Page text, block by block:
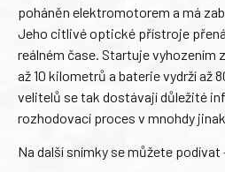
poháněn elektromotorem a má
Jeho citlivé optické přístroje
reálném čase. Startuje vyhozením
až 10 kilometrů a baterie vydrží až
velitelů se tak dostávají důležité
rozhodovací proces v mnohdy
Na další snímky se můžete podívat